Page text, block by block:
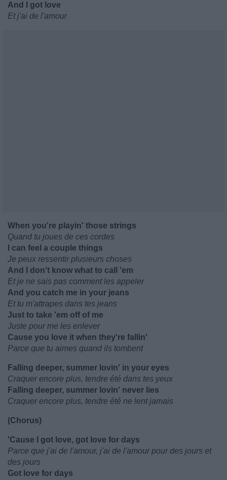
And I got love
Et j'ai de l'amour
When you're playin' those strings
Quand tu joues de ces cordes
I can feel a couple things
Je peux ressentir plusieurs choses
And I don't know what to call 'em
Et je ne sais pas comment les appeler
And you catch me in your jeans
Et tu m'attrapes dans tes jeans
Just to take 'em off of me
Juste pour me les enlever
Cause you love it when they're fallin'
Parce que tu aimes quand ils tombent
Falling deeper, summer lovin' in your eyes
Craquer encore plus, tendre été dans tes yeux
Falling deeper, summer lovin' never lies
Craquer encore plus, tendre été ne lent jamais
(Chorus)
'Cause I got love, got love for days
Parce que j'ai de l'amour, j'ai de l'amour pour des jours et
des jours
Got love for days